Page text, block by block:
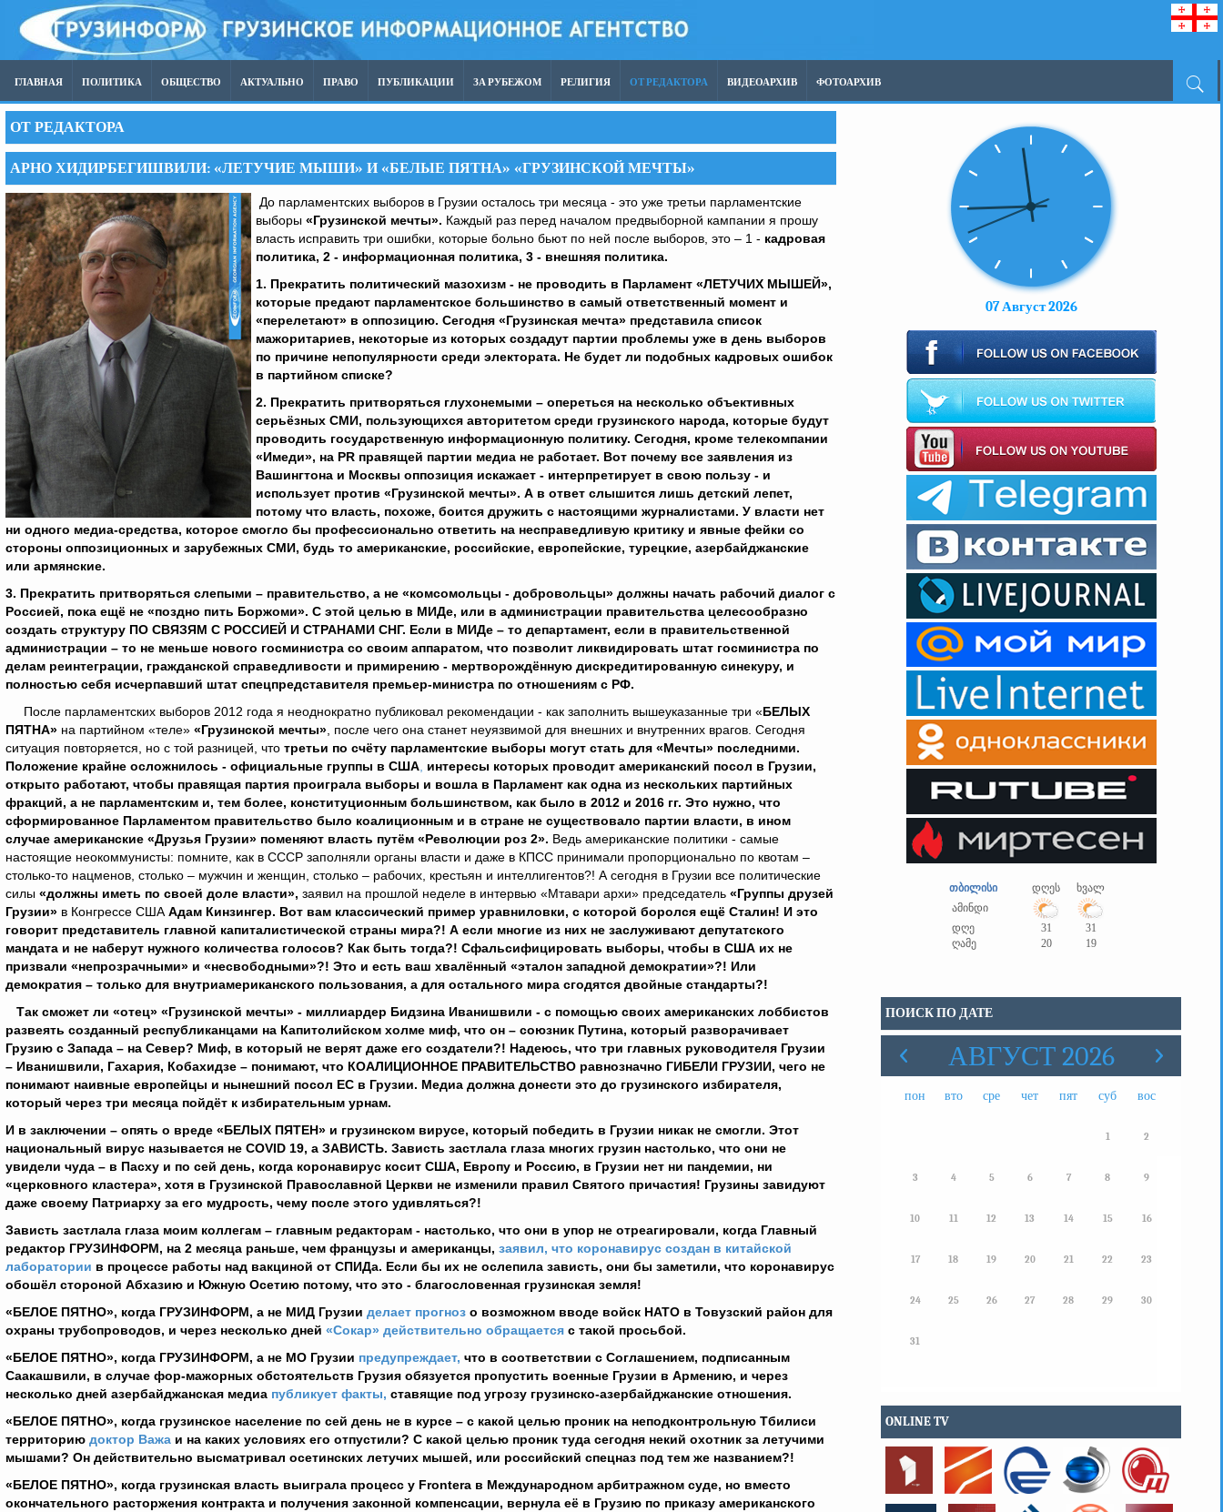
ГЛАВНАЯ ПОЛИТИКА ОБЩЕСТВО АКТУАЛЬНО ПРАВО ПУБЛИКАЦИИ ЗА РУБЕЖОМ РЕЛИГИЯ ОТ РЕДАКТОРА ВИДЕОАРХИВ ФОТОАРХИВ
ОТ РЕДАКТОРА
АРНО ХИДИРБЕГИШВИЛИ: «ЛЕТУЧИЕ МЫШИ» И «БЕЛЫЕ ПЯТНА» «ГРУЗИНСКОЙ МЕЧТЫ»
До парламентских выборов в Грузии осталось три месяца - это уже третьи парламентские
выборы «Грузинской мечты». Каждый раз перед началом предвыборной кампании я прошу
власть исправить три ошибки, которые больно бьют по ней после выборов, это – 1 - кадровая
политика, 2 - информационная политика, 3 - внешняя политика.
1. Прекратить политический мазохизм - не проводить в Парламент «ЛЕТУЧИХ МЫШЕЙ»,
которые предают парламентское большинство в самый ответственный момент и
«перелетают» в оппозицию. Сегодня «Грузинская мечта» представила список
мажоритариев, некоторые из которых создадут партии проблемы уже в день выборов
по причине непопулярности среди электората. Не будет ли подобных кадровых ошибок
в партийном списке?
2. Прекратить притворяться глухонемыми – опереться на несколько объективных
серьёзных СМИ, пользующихся авторитетом среди грузинского народа, которые будут
проводить государственную информационную политику. Сегодня, кроме телекомпании
«Имеди», на PR правящей партии медиа не работает. Вот почему все заявления из
Вашингтона и Москвы оппозиция искажает - интерпретирует в свою пользу - и
использует против «Грузинской мечты». А в ответ слышится лишь детский лепет,
потому что власть, похоже, боится дружить с настоящими журналистами. У власти нет
ни одного медиа-средства, которое смогло бы профессионально ответить на несправедливую критику и явные фейки со
стороны оппозиционных и зарубежных СМИ, будь то американские, российские, европейские, турецкие, азербайджанские
или армянские.
3. Прекратить притворяться слепыми – правительство, а не «комсомольцы - добровольцы» должны начать рабочий диалог с
Россией, пока ещё не «поздно пить Боржоми». С этой целью в МИДе, или в администрации правительства целесообразно
создать структуру ПО СВЯЗЯМ С РОССИЕЙ И СТРАНАМИ СНГ. Если в МИДе – то департамент, если в правительственной
администрации – то не меньше нового госминистра со своим аппаратом, что позволит ликвидировать штат госминистра по
делам реинтеграции, гражданской справедливости и примирению - мертворождённую дискредитированную синекуру, и
полностью себя исчерпавший штат спецпредставителя премьер-министра по отношениям с РФ.
После парламентских выборов 2012 года я неоднократно публиковал рекомендации - как заполнить вышеуказанные три «БЕЛЫХ
ПЯТНА» на партийном «теле» «Грузинской мечты» , после чего она станет неуязвимой для внешних и внутренних врагов. Сегодня
ситуация повторяется, но с той разницей, что третьи по счёту парламентские выборы могут стать для «Мечты» последними.
Положение крайне осложнилось - официальные группы в США интересы которых проводит американский посол в Грузии,
открыто работают, чтобы правящая партия проиграла выборы и вошла в Парламент как одна из нескольких партийных
фракций, а не парламентским и, тем более, конституционным большинством, как было в 2012 и 2016 гг. Это нужно, что
сформированное Парламентом правительство было коалиционным и в стране не существовало партии власти, в ином
случае американские «Друзья Грузии» поменяют власть путём «Революции роз 2». Ведь американские политики - самые
настоящие неокоммунисты: помните, как в СССР заполняли органы власти и даже в КПСС принимали пропорционально по квотам –
столько-то нацменов, столько – мужчин и женщин, столько – рабочих, крестьян и интеллигентов?! А сегодня в Грузии все политические
силы «должны иметь по своей доле власти», заявил на прошлой неделе в интервью «Мтавари архи» председатель «Группы друзей
Грузии» в Конгрессе США Адам Кинзингер. Вот вам классический пример уравниловки, с которой боролся ещё Сталин! И это
говорит представитель главной капиталистической страны мира?! А если многие из них не заслуживают депутатского
мандата и не наберут нужного количества голосов? Как быть тогда?! Сфальсифицировать выборы, чтобы в США их не
призвали «непрозрачными» и «несвободными»?! Это и есть ваш хвалённый «эталон западной демократии»?! Или
демократия – только для внутриамериканского пользования, а для остального мира сгодятся двойные стандарты?!
Так сможет ли «отец» «Грузинской мечты» - миллиардер Бидзина Иванишвили - с помощью своих американских лоббистов
развеять созданный республиканцами на Капитолийском холме миф, что он – союзник Путина, который разворачивает
Грузию с Запада – на Север? Миф, в который не верят даже его создатели?! Надеюсь, что три главных руководителя Грузии
– Иванишвили, Гахария, Кобахидзе – понимают, что КОАЛИЦИОННОЕ ПРАВИТЕЛЬСТВО равнозначно ГИБЕЛИ ГРУЗИИ, чего не
понимают наивные европейцы и нынешний посол ЕС в Грузии. Медиа должна донести это до грузинского избирателя,
который через три месяца пойдёт к избирательным урнам.
И в заключении – опять о вреде «БЕЛЫХ ПЯТЕН» и грузинском вирусе, который победить в Грузии никак не смогли. Этот
национальный вирус называется не COVID 19, а ЗАВИСТЬ. Зависть застлала глаза многих грузин настолько, что они не
увидели чуда – в Пасху и по сей день, когда коронавирус косит США, Европу и Россию, в Грузии нет ни пандемии, ни
«церковного кластера», хотя в Грузинской Православной Церкви не изменили правил Святого причастия! Грузины завидуют
даже своему Патриарху за его мудрость, чему после этого удивляться?!
Зависть застлала глаза моим коллегам – главным редакторам - настолько, что они в упор не отреагировали, когда Главный
редактор ГРУЗИНФОРМ, на 2 месяца раньше, чем французы и американцы, заявил, что коронавирус создан в китайской
лаборатории в процессе работы над вакциной от СПИДа. Если бы их не ослепила зависть, они бы заметили, что коронавирус
обошёл стороной Абхазию и Южную Осетию потому, что это - благословенная грузинская земля!
«БЕЛОЕ ПЯТНО», когда ГРУЗИНФОРМ, а не МИД Грузии делает прогноз о возможном вводе войск НАТО в Товузский район для
охраны трубопроводов, и через несколько дней «Сокар» действительно обращается с такой просьбой.
«БЕЛОЕ ПЯТНО», когда ГРУЗИНФОРМ, а не МО Грузии предупреждает, что в соответствии с Соглашением, подписанным
Саакашвили, в случае фор-мажорных обстоятельств Грузия обязуется пропустить военные Грузии в Армению, и через
несколько дней азербайджанская медиа публикует факты, ставящие под угрозу грузинско-азербайджанские отношения.
«БЕЛОЕ ПЯТНО», когда грузинское население по сей день не в курсе – с какой целью проник на неподконтрольную Тбилиси
территорию доктор Важа и на каких условиях его отпустили? С какой целью проник туда сегодня некий охотник за летучими
мышами? Он действительно высматривал осетинских летучих мышей, или российский спецназ под тем же названием?!
«БЕЛОЕ ПЯТНО», когда грузинская власть выиграла процесс у Fronterа в Международном арбитражном суде, но вместо
окончательного расторжения контракта и получения законной компенсации, вернула её в Грузию по приказу американского
07 Август 2026
თბილისი დღეს
ხვალ
ამინდი
დღე
31
31
ღამე
20 19
ПОИСК ПО ДАТЕ
АВГУСТ 2026
пон вто сре чет пят суб вос
1 2
3 4 5 6 7 8 9
10 11 12 13 14 15 16
17 18 19 20 21 22 23
24 25 26 27 28 29 30
31
ONLINE TV